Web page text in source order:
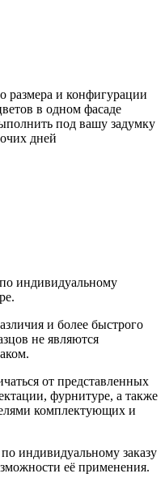
размера и конфигурации
в одном фасаде
под вашу задумку
дней
индивидуальному
и более быстрого
не являются
от представленных
фурнитуре, а также
комплектующих и
индивидуальному заказу
её применения.